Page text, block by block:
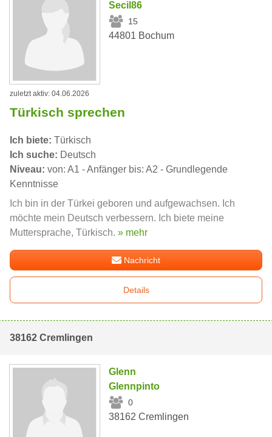
Secil86
15
44801 Bochum
zuletzt aktiv: 04.06.2026
Türkisch sprechen
Ich biete: Türkisch
Ich suche: Deutsch
Niveau: von: A1 - Anfänger bis: A2 - Grundlegende
Kenntnisse
Ich bin in der Türkei geboren und aufgewachsen. Ich
möchte mein Deutsch verbessern. Ich biete meine
Muttersprache, Türkisch. » mehr
Nachricht
Details
38162 Cremlingen
Glenn
Glennpinto
0
38162 Cremlingen